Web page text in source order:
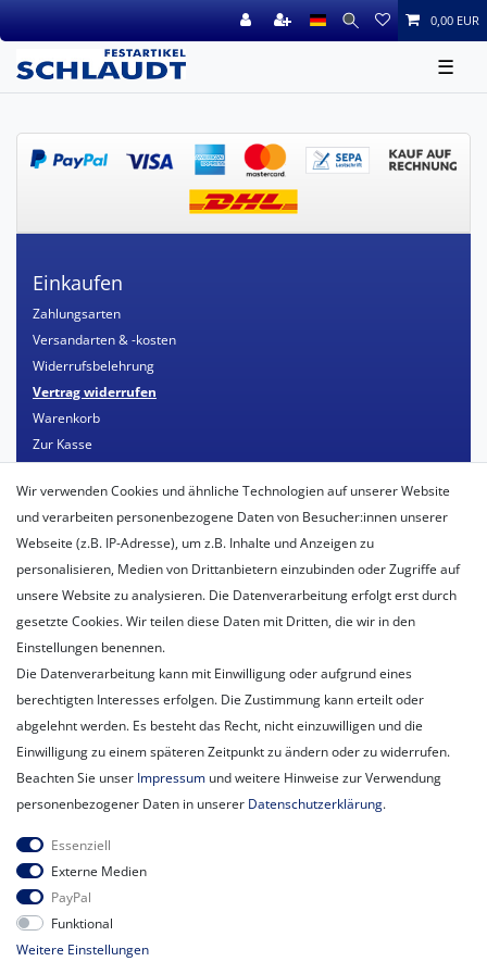
0,00 EUR
☰
Einkaufen
Zahlungsarten
Versandarten & -kosten
Widerrufsbelehrung
Vertrag widerrufen
Warenkorb
Zur Kasse
Mein Konto
Registrieren
Login
Unternehmen
Unser Ballon-Lieferservice
Unsere Mitarbeiter
Datenschutzerklärung
AGB
Impressum
Newsletter
Newsletter
Honig
Hiermit bestätige ich, dass ich die
Meine Einwilligung kann ich jederzeit widerrufen.**
Wir verwenden Cookies und ähnliche Technologien auf unserer Website
und verarbeiten personenbezogene Daten von Besucher:innen unserer
Webseite (z.B. IP-Adresse), um z.B. Inhalte und Anzeigen zu
personalisieren, Medien von Drittanbietern einzubinden oder Zugriffe auf
unsere Website zu analysieren. Die Datenverarbeitung erfolgt erst durch
gesetzte Cookies. Wir teilen diese Daten mit Dritten, die wir in den
Einstellungen benennen.
Die Datenverarbeitung kann mit Einwilligung oder aufgrund eines
berechtigten Interesses erfolgen. Die Zustimmung kann erteilt oder
abgelehnt werden. Es besteht das Recht, nicht einzuwilligen und die
Einwilligung zu einem späteren Zeitpunkt zu ändern oder zu widerrufen.
Beachten Sie unser Impressum und weitere Hinweise zur Verwendung
personenbezogener Daten in unserer Daten­schutz­erklärung.
Essenziell
Externe Medien
PayPal
Funktional
Weitere Einstellungen